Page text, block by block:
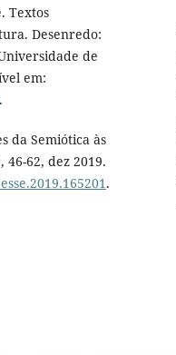
Textos
Desenredo:
de
em:
.
da Semiótica às
62, dez 2019.
.